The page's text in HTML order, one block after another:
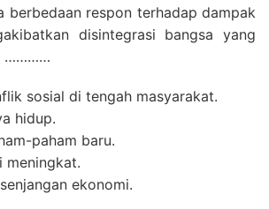
berbedaan respon terhadap dampak
disintegrasi bangsa yang
…………
sosial di tengah masyarakat.
hidup.
paham baru.
meningkat.
ekonomi.